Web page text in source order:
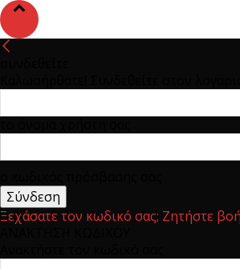
Ξεχάσατε τον κωδικό σας; Ζητήστε